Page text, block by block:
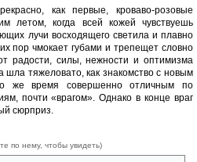
как первые, кроваво-розовые
летом, когда всей кожей чувствуешь
лучи восходящего светила и плавно
пор чмокает губами и трепещет словно
радости, силы, нежности и оптимизма
шла тяжеловато, как знакомство с новым
же время совершенно отличным по
почти «врагом». Однако в конце враг
сюрприз.
по нему, чтобы увидеть)